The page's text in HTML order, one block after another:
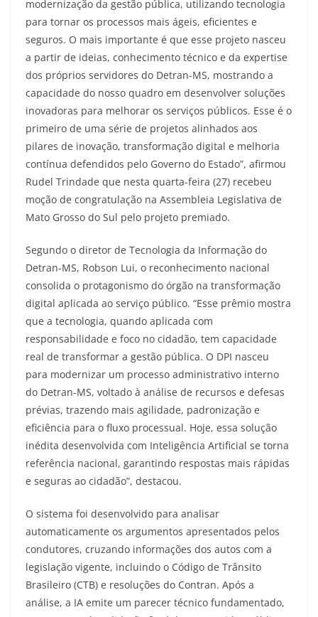
modernização da gestão pública, utilizando tecnologia
para tornar os processos mais ágeis, eficientes e
seguros. O mais importante é que esse projeto nasceu
a partir de ideias, conhecimento técnico e da expertise
dos próprios servidores do Detran-MS, mostrando a
capacidade do nosso quadro em desenvolver soluções
inovadoras para melhorar os serviços públicos. Esse é o
primeiro de uma série de projetos alinhados aos
pilares de inovação, transformação digital e melhoria
contínua defendidos pelo Governo do Estado”, afirmou
Rudel Trindade que nesta quarta-feira (27) recebeu
moção de congratulação na Assembleia Legislativa de
Mato Grosso do Sul pelo projeto premiado.
Segundo o diretor de Tecnologia da Informação do
Detran-MS, Robson Lui, o reconhecimento nacional
consolida o protagonismo do órgão na transformação
digital aplicada ao serviço público. “Esse prêmio mostra
que a tecnologia, quando aplicada com
responsabilidade e foco no cidadão, tem capacidade
real de transformar a gestão pública. O DPI nasceu
para modernizar um processo administrativo interno
do Detran-MS, voltado à análise de recursos e defesas
prévias, trazendo mais agilidade, padronização e
eficiência para o fluxo processual. Hoje, essa solução
inédita desenvolvida com Inteligência Artificial se torna
referência nacional, garantindo respostas mais rápidas
e seguras ao cidadão”, destacou.
O sistema foi desenvolvido para analisar
automaticamente os argumentos apresentados pelos
condutores, cruzando informações dos autos com a
legislação vigente, incluindo o Código de Trânsito
Brasileiro (CTB) e resoluções do Contran. Após a
análise, a IA emite um parecer técnico fundamentado,